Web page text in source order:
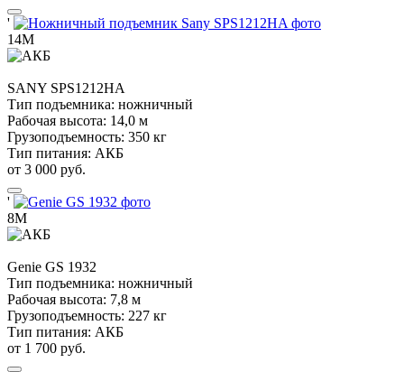
'
14М
SANY SPS1212HA
Тип подъемника: ножничный
Рабочая высота: 14,0 м
Грузоподъемность: 350 кг
Тип питания: АКБ
от 3 000 руб.
'
8М
Genie GS 1932
Тип подъемника: ножничный
Рабочая высота: 7,8 м
Грузоподъемность: 227 кг
Тип питания: АКБ
от 1 700 руб.